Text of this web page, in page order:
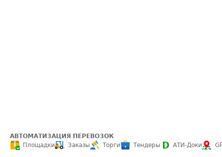
АВТОМАТИЗАЦИЯ ПЕРЕВОЗОК
Площадки
Заказы Торги Тендеры АТИ-Доки